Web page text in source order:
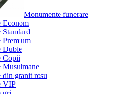
Monumente funerare
Econom
Standard
Premium
Duble
Copii
Musulmane
din granit rosu
VIP